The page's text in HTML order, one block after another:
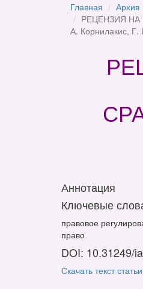
Главная Архив
РЕЦЕНЗИЯ
А. Корнилакис, Г.
Аннотация
Ключевые
правовое
право
DOI: 10.31249/
Скачать текст статьи